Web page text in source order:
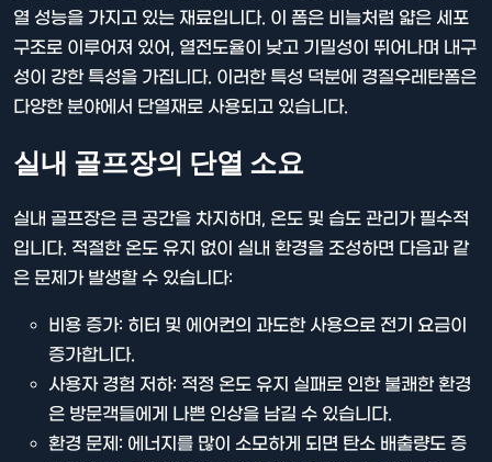
열 성능을 가지고 있는 재료입니다. 이 폼은 비늘처럼 얇은 세포
구조로 이루어져 있어, 열전도율이 낮고 기밀성이 뛰어나며 내구
성이 강한 특성을 가집니다. 이러한 특성 덕분에 경질우레탄폼은
다양한 분야에서 단열재로 사용되고 있습니다.
실내 골프장의 단열 소요
실내 골프장은 큰 공간을 차지하며, 온도 및 습도 관리가 필수적
입니다. 적절한 온도 유지 없이 실내 환경을 조성하면 다음과 같
은 문제가 발생할 수 있습니다:
비용 증가: 히터 및 에어컨의 과도한 사용으로 전기 요금이
증가합니다.
사용자 경험 저하: 적정 온도 유지 실패로 인한 불쾌한 환경
은 방문객들에게 나쁜 인상을 남길 수 있습니다.
환경 문제: 에너지를 많이 소모하게 되면 탄소 배출량도 증